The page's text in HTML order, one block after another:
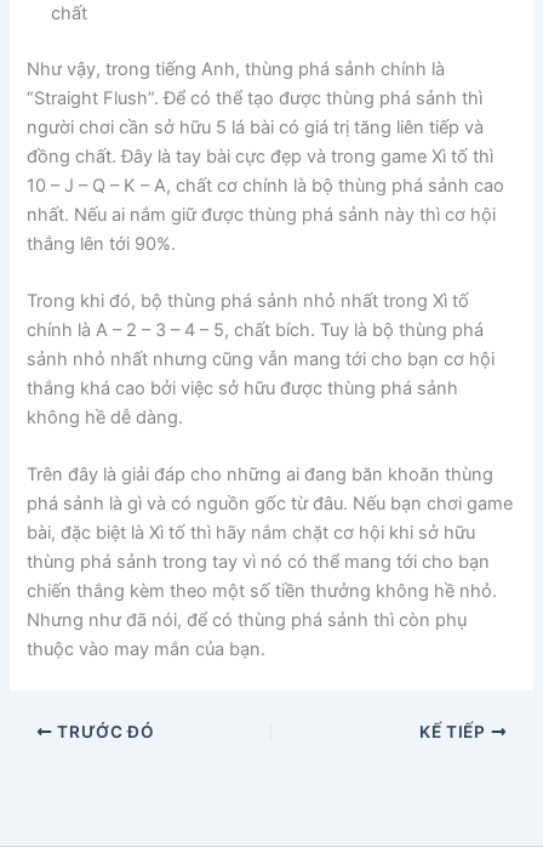
chất
Như vậy, trong tiếng Anh, thùng phá sảnh chính là
“Straight Flush”. Để có thể tạo được thùng phá sảnh thì
người chơi cần sở hữu 5 lá bài có giá trị tăng liên tiếp và
đồng chất. Đây là tay bài cực đẹp và trong game Xì tố thì
10 – J – Q – K – A, chất cơ chính là bộ thùng phá sảnh cao
nhất. Nếu ai nắm giữ được thùng phá sảnh này thì cơ hội
thắng lên tới 90%.
Trong khi đó, bộ thùng phá sảnh nhỏ nhất trong Xì tố
chính là A – 2 – 3 – 4 – 5, chất bích. Tuy là bộ thùng phá
sảnh nhỏ nhất nhưng cũng vẫn mang tới cho bạn cơ hội
thắng khá cao bởi việc sở hữu được thùng phá sảnh
không hề dễ dàng.
Trên đây là giải đáp cho những ai đang băn khoăn thùng
phá sảnh là gì và có nguồn gốc từ đâu. Nếu bạn chơi game
bài, đặc biệt là Xì tố thì hãy nắm chặt cơ hội khi sở hữu
thùng phá sảnh trong tay vì nó có thể mang tới cho bạn
chiến thắng kèm theo một số tiền thưởng không hề nhỏ.
Nhưng như đã nói, để có thùng phá sảnh thì còn phụ
thuộc vào may mắn của bạn.
TRƯỚC ĐÓ KẾ TIẾP